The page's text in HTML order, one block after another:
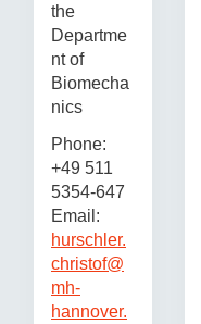
the
Departme
nt of
Biomecha
nics
Phone:
+49 511
5354-647
Email:
hurschler.
christof@
mh-
hannover.